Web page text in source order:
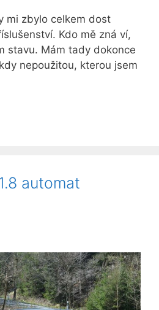
mi zbylo celkem dost
Kdo mě zná ví,
stavu. Mám tady dokonce
nepoužitou, kterou jsem
automat